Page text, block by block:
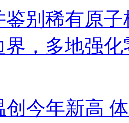
鉴别稀有原
界，多地强
创今年新高